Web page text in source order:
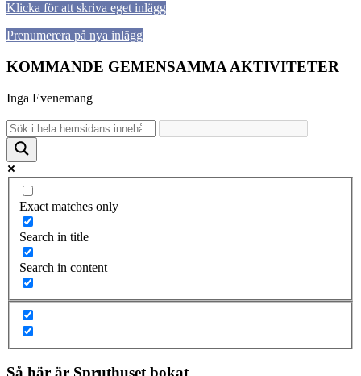
Klicka för att skriva eget inlägg
Prenumerera på nya inlägg
KOMMANDE GEMENSAMMA AKTIVITETER
Inga Evenemang
Exact matches only
Search in title
Search in content
Så här är Spruthuset bokat